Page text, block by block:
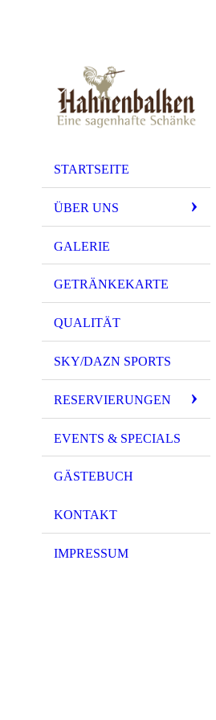
STARTSEITE
ÜBER UNS
GALERIE
GETRÄNKEKARTE
QUALITÄT
SKY/DAZN SPORTS
RESERVIERUNGEN
EVENTS & SPECIALS
GÄSTEBUCH
KONTAKT
IMPRESSUM